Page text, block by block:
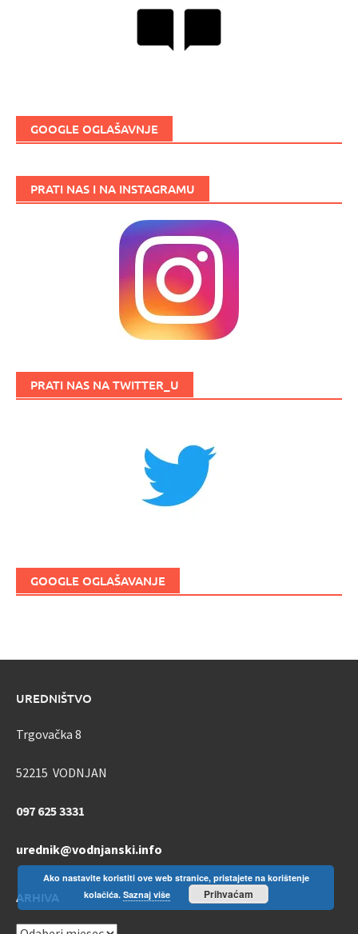
GOOGLE OGLAŠAVNJE
PRATI NAS I NA INSTAGRAMU
PRATI NAS NA TWITTER_U
GOOGLE OGLAŠAVANJE
UREDNIŠTVO
Trgovačka 8
52215 VODNJAN
097 625 3331
urednik@vodnjanski.info
ARHIVA
Ako nastavite koristiti ove web stranice, pristajete na korištenje
kolačića. Saznaj više Prihvaćam